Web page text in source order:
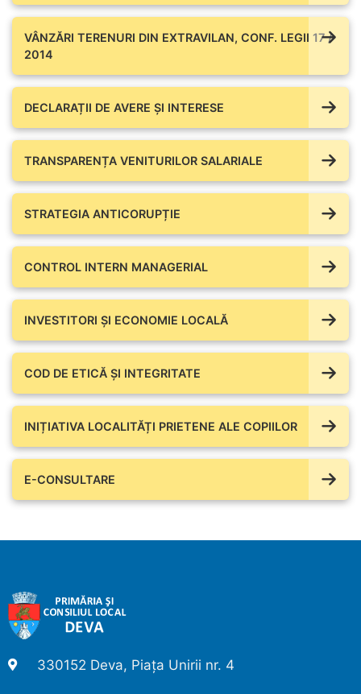
VÂNZĂRI TERENURI DIN EXTRAVILAN, CONF. LEGII 17 /
2014
DECLARAȚII DE AVERE ŞI INTERESE
TRANSPARENȚA VENITURILOR SALARIALE
STRATEGIA ANTICORUPȚIE
CONTROL INTERN MANAGERIAL
INVESTITORI ȘI ECONOMIE LOCALĂ
COD DE ETICĂ ȘI INTEGRITATE
INIȚIATIVA LOCALITĂȚI PRIETENE ALE COPIILOR
E-CONSULTARE
330152 Deva, Piața Unirii nr. 4